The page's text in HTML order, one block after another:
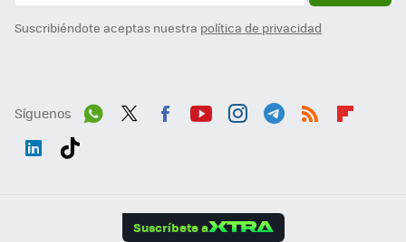
Suscribiéndote aceptas nuestra política de privacidad
Síguenos
Suscríbete a